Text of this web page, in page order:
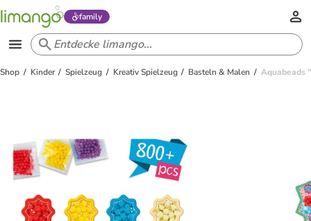
family
Shop Kinder Spielzeug Kreativ Spielzeug Basteln & Malen Aquabeads